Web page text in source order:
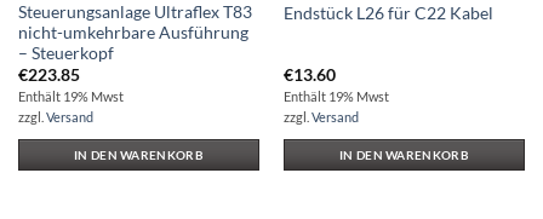
Steuerungsanlage Ultraflex T83
nicht-umkehrbare Ausführung
– Steuerkopf
€223.85
Enthält 19% Mwst
zzgl. Versand
IN DEN WARENKORB
Endstück L26 für C22 Kabel
€13.60
Enthält 19% Mwst
zzgl. Versand
IN DEN WARENKORB